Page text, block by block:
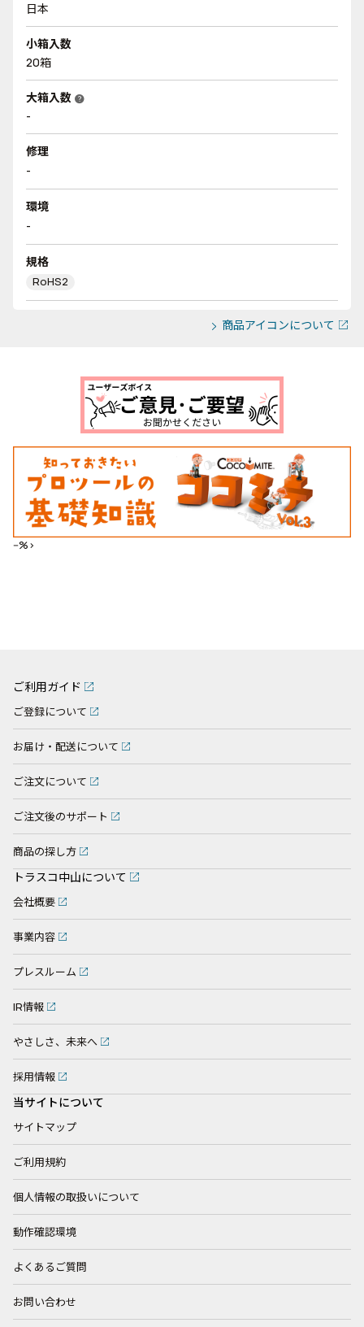
日本
小箱入数
20箱
大箱入数 help
-
修理
-
環境
-
規格
RoHS2
商品アイコンについて
--%>
ご利用ガイド
ご登録について
お届け・配送について
ご注文について
ご注文後のサポート
商品の探し方
トラスコ中山について
会社概要
事業内容
プレスルーム
IR情報
やさしさ、未来へ
採用情報
当サイトについて
サイトマップ
ご利用規約
個人情報の取扱いについて
動作確認環境
よくあるご質問
お問い合わせ